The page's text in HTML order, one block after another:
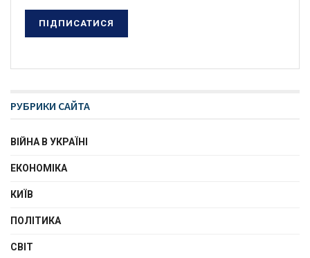
РУБРИКИ САЙТА
ВІЙНА В УКРАЇНІ
ЕКОНОМІКА
КИЇВ
ПОЛІТИКА
СВІТ